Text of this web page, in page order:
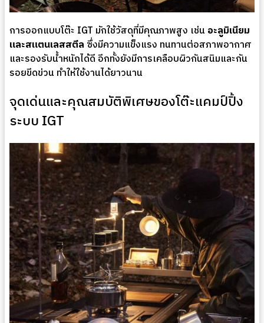
การออกแบบโต๊ะ IGT มักใช้วัสดุที่มีคุณภาพสูง เช่นอะลูมิเนียม
และสแตนเลสสตีล ซึ่งมีความแข็งแรง ทนทานต่อสภาพอากาศ
และรองรับน้ำหนักได้ดี อีกทั้งยังมีการเคลือบผิวกันสนิมและกัน
รอยขีดข่วน ทำให้ใช้งานได้ยาวนาน
จุดเด่นและคุณสมบัติพิเศษของโต๊ะแคมป์ปิ้ง
ระบบ IGT